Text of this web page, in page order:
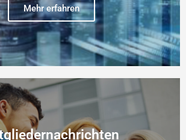
Mehr erfahren